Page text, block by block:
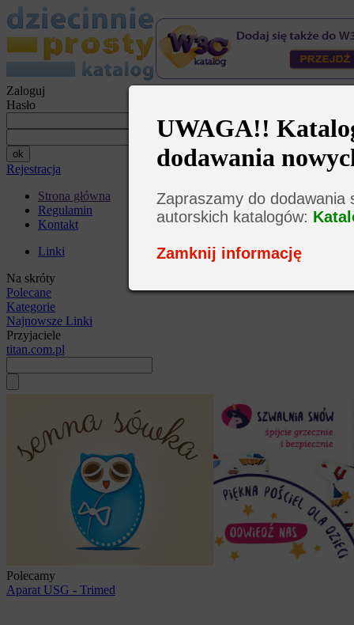
UWAGA!!
dodawania
Zapraszamy do dodawania
autorskich katalogów:
Zamknij informację
Zaloguj
Hasło
Rejestracja
Strona główna
Regulamin
Kontakt
Linki
Na skróty
Polecane
Kategorie
Najnowsze Linki
Przyjaciele
titan.com.pl
Polecamy
Aparat USG - Trimed